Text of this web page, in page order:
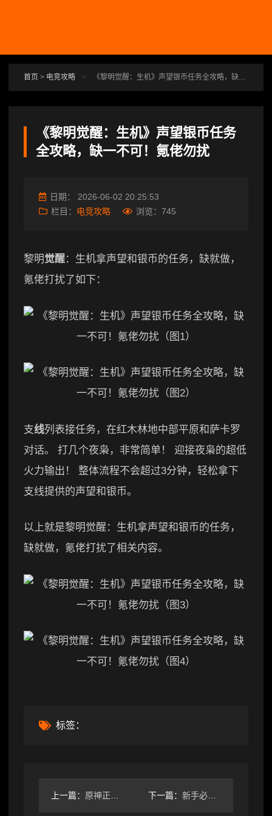
首页 > 电竞攻略 > 《黎明觉醒：生机》声望银币任务全攻略，缺一不可！氪佬勿扰
《黎明觉醒：生机》声望银币任务
全攻略，缺一不可！氪佬勿扰
日期： 2026-06-02 20:25:53
栏目： 电竞攻略 浏览： 745
黎明觉醒：生机拿声望和银币的任务，缺就做，
氪佬打扰了如下：
支线列表接任务，在红木林地中部平原和萨卡罗
对话。 打几个夜枭，非常简单！ 迎接夜枭的超低
火力输出！ 整体流程不会超过3分钟，轻松拿下
支线提供的声望和银币。
以上就是黎明觉醒：生机拿声望和银币的任务，
缺就做，氪佬打扰了相关内容。
标签：
上一篇： 原神正法矩书任务全流程 众花园核桃树怎么玩？ 下一篇： 新手必看！黎明觉醒生机突然袭击任务完成指南